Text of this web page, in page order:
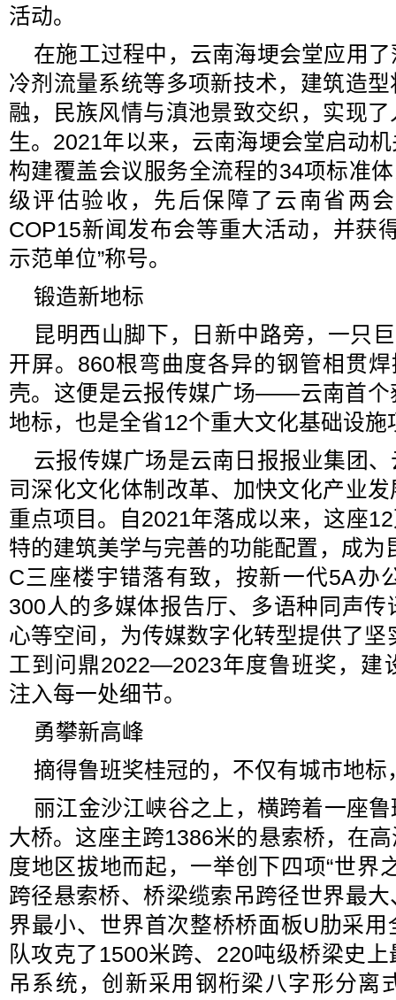
活动。
在施工过程中，云南海埂会堂应用
冷剂流量系统等多项新技术，建筑造
融，民族风情与滇池景致交织，实现
生。2021年以来，云南海埂会堂启动
构建覆盖会议服务全流程的34项标准
级评估验收，先后保障了云南省两
COP15新闻发布会等重大活动，并获
示范单位”称号。
锻造新地标
昆明西山脚下，日新中路旁，一只
开屏。860根弯曲度各异的钢管相贯焊
壳。这便是云报传媒广场——云南首个
地标，也是全省12个重大文化基础设
云报传媒广场是云南日报报业集团
司深化文化体制改革、加快文化产业
重点项目。自2021年落成以来，这座
特的建筑美学与完善的功能配置，成为
C三座楼宇错落有致，按新一代5A办
300人的多媒体报告厅、多语种同声
心等空间，为传媒数字化转型提供了
工到问鼎2022—2023年度鲁班奖，建
注入每一处细节。
勇攀新高峰
摘得鲁班奖桂冠的，不仅有城市地标
丽江金沙江峡谷之上，横跨着一座
大桥。这座主跨1386米的悬索桥，在
度地区拔地而起，一举创下四项“世界
跨径悬索桥、桥梁缆索吊跨径世界最
界最小、世界首次整桥桥面板U肋采
队攻克了1500米跨、220吨级桥梁史
吊系统，创新采用钢桁梁八字形分离